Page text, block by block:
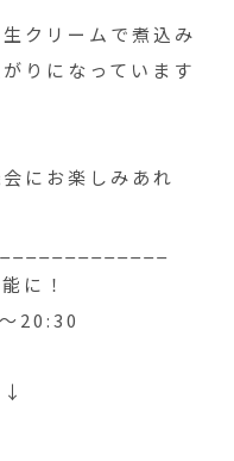
クリームで煮込み
りになっています
にお楽しみあれ
に！
20:30
↓